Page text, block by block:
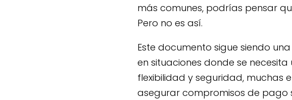
más comunes, podrías pensar
Pero no es así.
Este documento sigue siendo
en situaciones donde se
flexibilidad y seguridad, muchas
asegurar compromisos de pago